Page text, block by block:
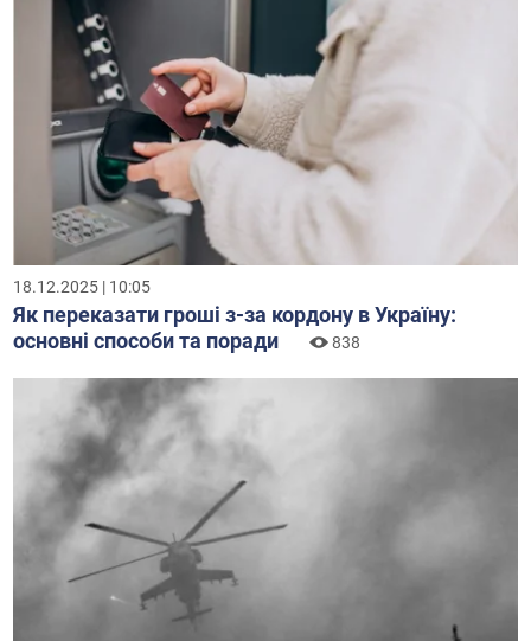
18.12.2025 | 10:05
Як переказати гроші з-за кордону в Україну:
основні способи та поради
838